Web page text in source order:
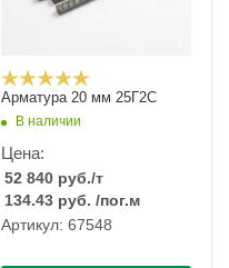
Арматура 20 мм 25Г2С
В наличии
Цена:
52 840 руб./т
134.43 руб. /пог.м
Артикул: 67548